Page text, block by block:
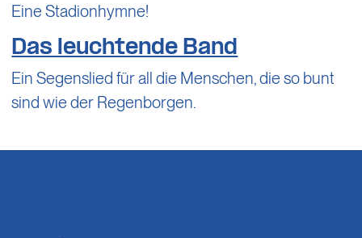
Eine Stadionhymne!
Das leuchtende Band
Ein Segenslied für all die Menschen, die so bunt
sind wie der Regenborgen.